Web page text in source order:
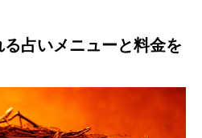
占いメニューと料金を